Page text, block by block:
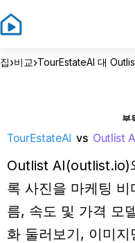
집›비교›TourEstateAI 대
부
TourEstateAI vs Outlist
Outlist AI(outlist.io)
록 사진을 마케팅
름, 속도 및 가격 모
화 둘러보기, 이미